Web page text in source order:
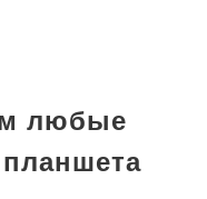
любые